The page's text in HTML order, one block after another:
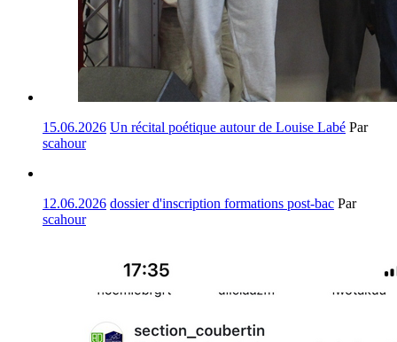
15.06.2026 Un récital poétique autour de Louise Labé Par
scahour
12.06.2026 dossier d'inscription formations post-bac Par
scahour